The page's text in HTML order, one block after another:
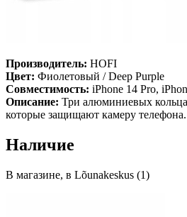
Производитель: HOFI
Цвет: Фиолетовый / Deep Purple
Совместимость: iPhone 14 Pro,
Описание: Три алюминиевых
которые защищают камеру телефона.
Наличие
В магазине, в Lõunakeskus (1)